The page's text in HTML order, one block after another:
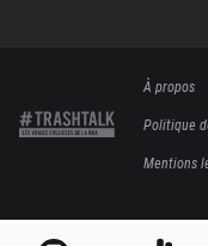
À propos
Politique
Mentions